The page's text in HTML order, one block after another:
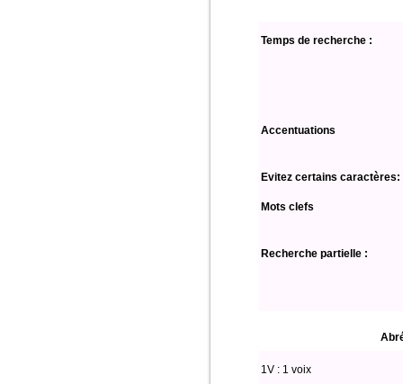
Temps de recherche :
Accentuations
Evitez certains caractères:
Mots clefs
Recherche partielle :
1V : 1 voix